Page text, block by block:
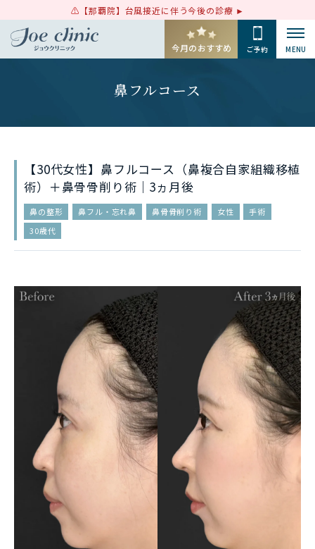
【那覇院】台風接近に伴う今後の診療
今月のおすすめ ご予約 MENU
鼻フルコース
【30代女性】鼻フルコース（鼻複合自家組織移植
術）＋鼻骨骨削り術｜3ヵ月後
鼻の整形 鼻フル・忘れ鼻 鼻骨骨削り術 女性
手術
30歳代